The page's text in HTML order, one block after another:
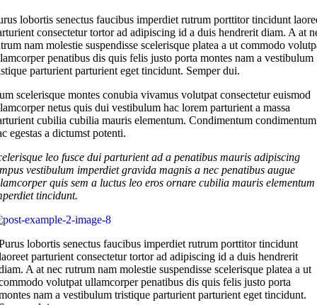
lobortis senectus faucibus imperdiet rutrum porttitor tincidunt
consectetur tortor ad adipiscing id a duis hendrerit diam. A at
nam molestie suspendisse scelerisque platea a ut commodo
penatibus dis quis felis justo porta montes nam a vestibulum
parturient parturient eget tincidunt. Semper dui.
scelerisque montes conubia vivamus volutpat consectetur euismod
netus quis dui vestibulum hac lorem parturient a massa
cubilia cubilia mauris elementum. Condimentum condimentum
egestas a dictumst potenti.
leo fusce dui parturient ad a penatibus mauris adipiscing
vestibulum imperdiet gravida magnis a nec penatibus augue
quis sem a luctus leo eros ornare cubilia mauris elementum
tincidunt.
lobortis senectus faucibus imperdiet rutrum porttitor tincidunt
parturient consectetur tortor ad adipiscing id a duis hendrerit
A at nec rutrum nam molestie suspendisse scelerisque platea a ut
volutpat ullamcorper penatibus dis quis felis justo porta
nam a vestibulum tristique parturient parturient eget tincidunt.